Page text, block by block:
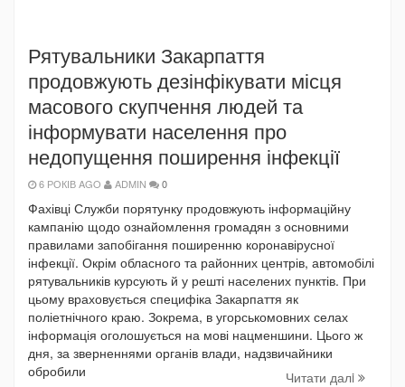
Рятувальники Закарпаття
продовжують дезінфікувати місця
масового скупчення людей та
інформувати населення про
недопущення поширення інфекції
6 РОКІВ AGO ADMIN 0
Фахівці Служби порятунку продовжують інформаційну
кампанію щодо ознайомлення громадян з основними
правилами запобігання поширенню коронавірусної
інфекції. Окрім обласного та районних центрів, автомобілі
рятувальників курсують й у решті населених пунктів. При
цьому враховується специфіка Закарпаття як
поліетнічного краю. Зокрема, в угорськомовних селах
інформація оголошується на мові нацменшини. Цього ж
дня, за зверненнями органів влади, надзвичайники
обробили
Читати далi